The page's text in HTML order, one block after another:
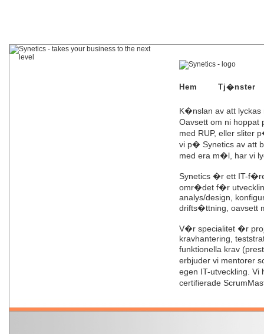
Hem Tj�nster
K�nslan av att
Oavsett om ni
med RUP, eller sliter
vi p� Synetics av att
med era m�l, har vi
Synetics �r ett IT-
omr�det f�r
analys/design,
drifts�ttning, oavsett
V�r specialitet �r
kravhantering,
funktionella krav
erbjuder vi mentorer
egen IT-utveckling.
certifierade